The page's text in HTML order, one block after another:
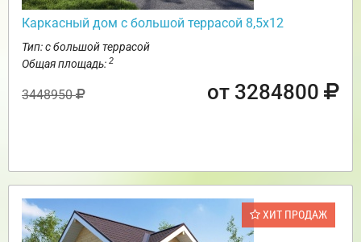
Каркасный дом с большой террасой 8,5х12
Тип: с большой террасой
Общая площадь: 2
3448950 от 3284800
ХИТ ПРОДАЖ